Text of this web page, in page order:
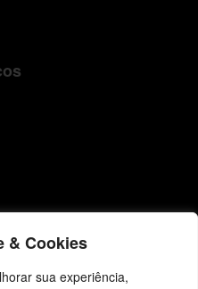
& Cookies
sua experiência,